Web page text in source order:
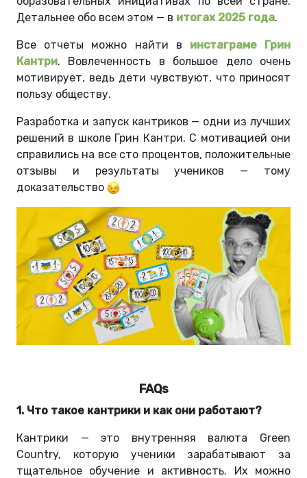
Детальнее обо всем этом — в итогах 2025 года.
Все отчеты можно найти в инстаграме Грин
Кантри. Вовлеченность в большое дело очень
мотивирует, ведь дети чувствуют, что приносят
пользу обществу.
Разработка и запуск кантриков — одни из лучших
решений в школе Грин Кантри. С мотивацией они
справились на все сто процентов, положительные
отзывы и результаты учеников — тому
доказательство
FAQs
1. Что такое кантрики и как они работают?
Кантрики — это внутренняя валюта Green
Country, которую ученики зарабатывают за
тщательное обучение и активность. Их можно